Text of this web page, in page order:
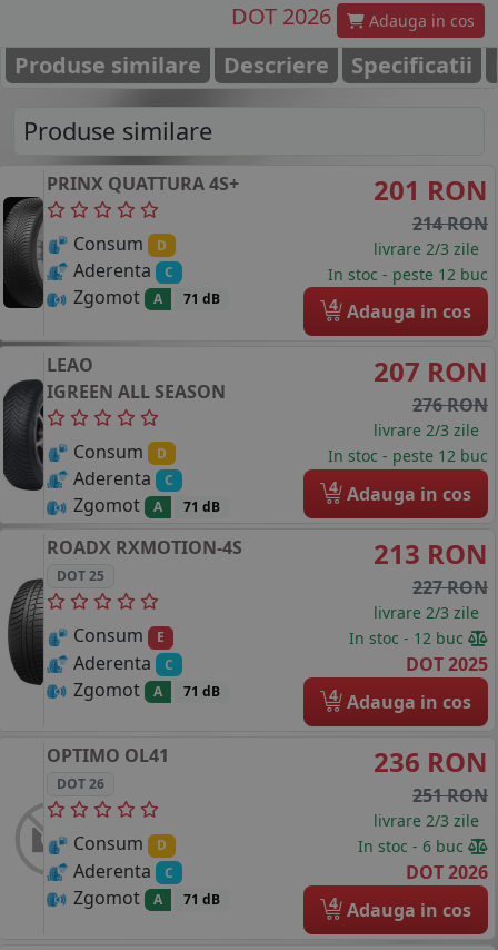
DOT 2026 Adauga in cos
Produse similare Descriere Specificatii
Produse similare
PRINX QUATTURA 4S+
Consum D
Aderenta C
Zgomot A 71 dB
201 RON
214 RON
livrare 2/3 zile
In stoc - peste 12 buc
4 Adauga in cos
LEAO
IGREEN ALL SEASON
Consum D
Aderenta C
Zgomot A 71 dB
207 RON
276 RON
livrare 2/3 zile
In stoc - peste 12 buc
4 Adauga in cos
ROADX RXMOTION-4S
DOT 25
Consum E
Aderenta C
Zgomot A 71 dB
213 RON
227 RON
livrare 2/3 zile
In stoc - 12 buc
DOT 2025
4 Adauga in cos
OPTIMO OL41
DOT 26
Consum D
Aderenta C
Zgomot A 71 dB
236 RON
251 RON
livrare 2/3 zile
In stoc - 6 buc
DOT 2026
4 Adauga in cos